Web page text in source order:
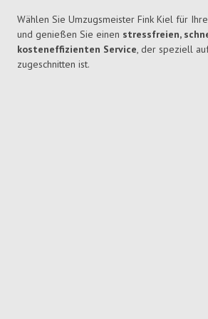
Wählen Sie Umzugsmeister Fink Kiel für
und genießen Sie einen stressfreien,
kosteneffizienten Service, der speziell
zugeschnitten ist.